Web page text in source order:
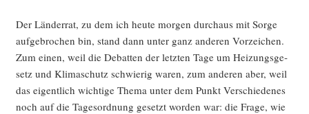
Der Län­der­rat, zu dem ich heu­te mor­gen durch­aus mit Sor­ge
auf­ge­bro­chen bin, stand dann unter ganz ande­ren Vor­zei­chen.
Zum einen, weil die Debat­ten der letz­ten Tage um Hei­zungs­ge­
setz und Kli­ma­schutz schwie­rig waren, zum ande­ren aber, weil
das eigent­lich wich­ti­ge The­ma unter dem Punkt Ver­schie­de­nes
noch auf die Tages­ord­nung gesetzt wor­den war: die Fra­ge, wie